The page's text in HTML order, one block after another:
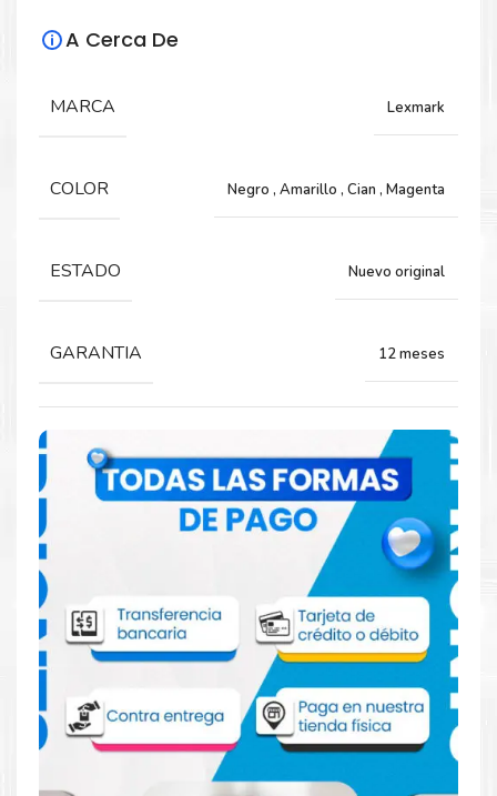
Para impresoras:
CS310dn, CX510de, CS510de.
Comprar Kit Toner Lexmark 70C8X para
impresoras 310 410 510
Aprovecha nuestra experiencia y atención para adquirir tus
productos. Tenemos promociones todos los dias. Escríbenos o
visítanos hoy para encontrar la solución perfecta para tu
impresora
Kit Toner Lexmark 70C8X para
impresoras 310 410 510.
A Cerca De
MARCA Lexmark
COLOR Negro , Amarillo , Cian , Magenta
ESTADO Nuevo original
GARANTIA 12 meses